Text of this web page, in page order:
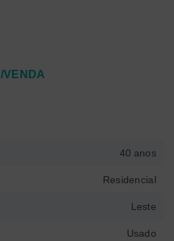
/VENDA
40 anos
Residencial
Leste
Usado